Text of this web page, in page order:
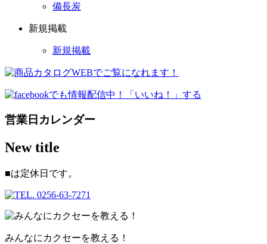
備長炭
新規掲載
新規掲載
営業日カレンダー
New title
■は定休日です。
みんなにカクセーを教える！